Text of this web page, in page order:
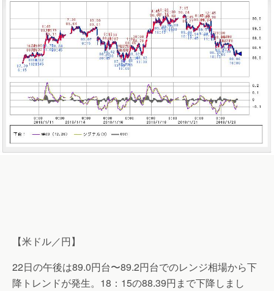
【米ドル／円】
22日の午後は89.0円台〜89.2円台でのレンジ相場から下
降トレンドが発生。18：15の88.39円まで下降しまし